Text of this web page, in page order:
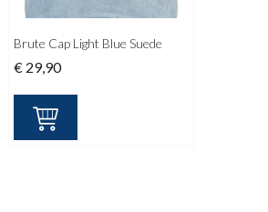
Brute Cap Light Blue Suede
€ 29,90